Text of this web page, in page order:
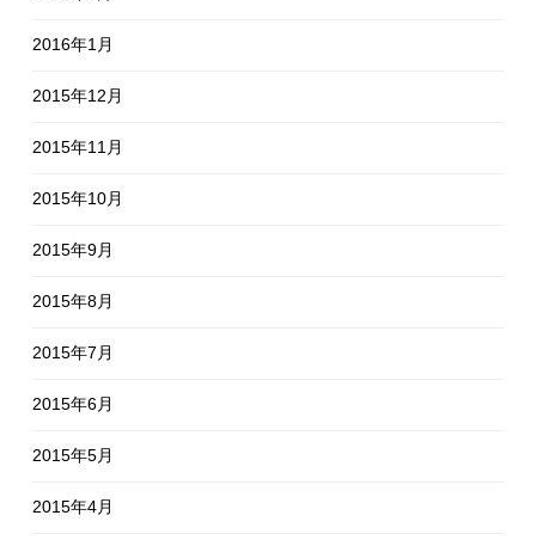
2016年1月
2015年12月
2015年11月
2015年10月
2015年9月
2015年8月
2015年7月
2015年6月
2015年5月
2015年4月